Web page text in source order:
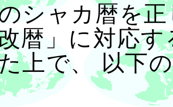
シャカ暦を
暦」に対応
上で、 以下